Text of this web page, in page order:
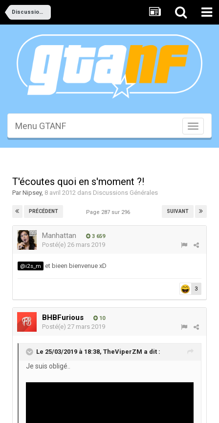
Discussions Générales
Toggle
Menu GTANF
T'écoutes quoi en s'moment ?!
ParNipsey, 8 avril 2012 dans Discussions Générales
PRÉCÉDENT SUIVANT
Page 287 sur 296
Manhattan 3 659
Posté(e) 26 mars 2019
@i2s_m et bieen bienvenue xD
3
BHBFurious 10
Posté(e) 27 mars 2019
Le 25/03/2019 à 18:38, TheViperZM a dit :
Je suis obligé..